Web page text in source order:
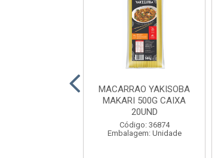
MACARRAO YAKISOBA
MAKARI 500G CAIXA
20UND
Código: 36874
Embalagem: Unidade